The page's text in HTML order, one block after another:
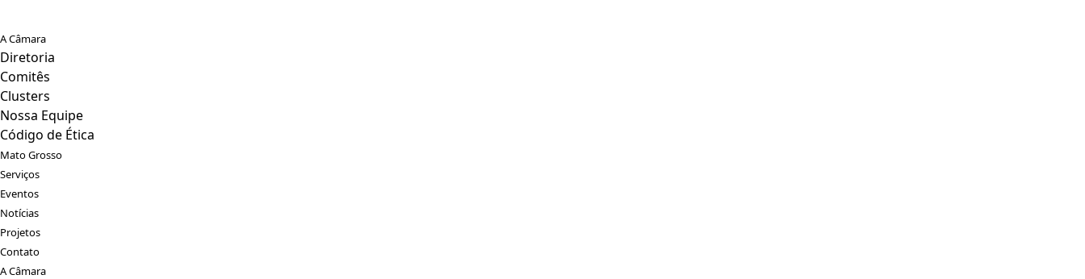
A Câmara
Diretoria
Comitês
Clusters
Nossa Equipe
Código de Ética
Mato Grosso
Serviços
Eventos
Notícias
Projetos
Contato
A Câmara